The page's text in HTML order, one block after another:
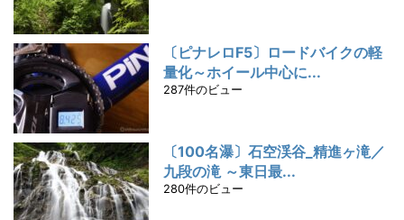
〔ピナレロF5〕ロードバイクの軽
量化～ホイール中心に...
287件のビュー
〔100名瀑〕石空渓谷_精進ヶ滝／
九段の滝 ～東日最...
280件のビュー